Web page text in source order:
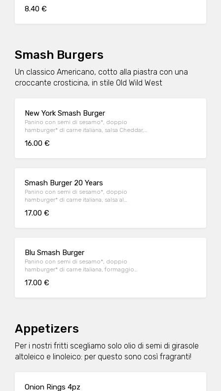
8.40 €
Smash Burgers
Un classico Americano, cotto alla piastra con una
croccante crosticina, in stile Old Wild West
New York Smash Burger
Panino con semi di sesamo*, doppio
hamburger* di carne italiana, salsa Cheddar,
iceberg e cetriolini, accompagnato da
16.00 €
Smash Burger 20 Years
Panino con semi di sesamo*, doppio
hamburger* di carne italiana, salsa al
insalata iceberg, salsa maionese senapata
17.00 €
Blu Smash Burger
Panino con semi di sesamo*, doppio
hamburger* di carne italiana, formaggio
insalata iceberg, servito con patate* Fries e
17.00 €
Appetizers
Per i nostri fritti scegliamo solo olio di semi di girasole
altoleico e linoleico: per questo sono così fragranti!
Onion Rings 4pz